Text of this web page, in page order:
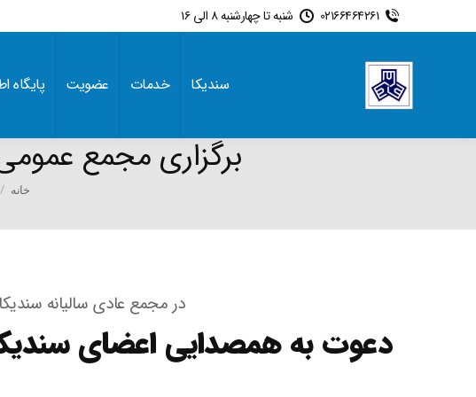
02166464261 شنبه تا چهارشنبه 8 الی 16
سندیکا خدمات عضویت پایگاه
برگزاری مجمع
here:خانه
در مجمع عادی سالیانه
دعوت به همصدایی اعضای